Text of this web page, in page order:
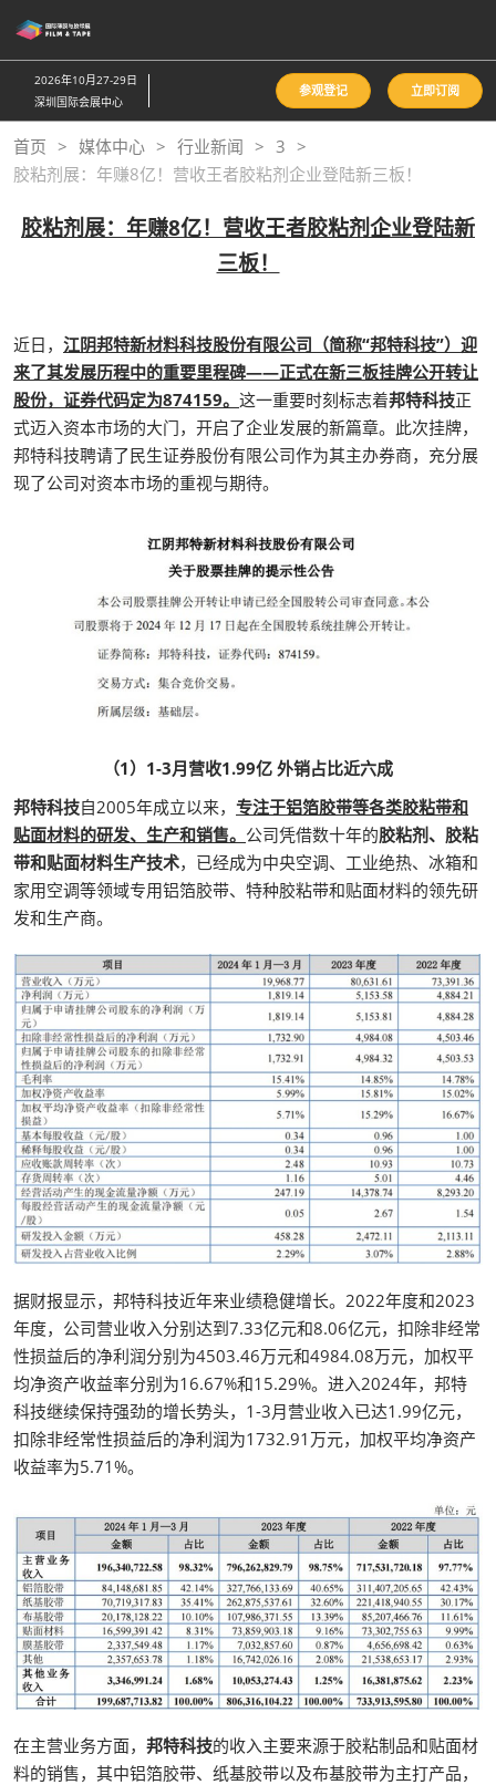
接
跳
至
内
容
2026年10月27-29日
深圳国际会展中心
参观登记 立即订阅
首页 媒体中心 行业新闻
3
胶粘剂展：年赚8亿！营收王者胶粘剂企业登陆新三板！
胶粘剂展：年赚8亿！营收王者胶粘剂企业登陆新
三板！
近日， 江阴邦特新材料科技股份有限公司（简称“邦特科技”）迎
来了其发展历程中的重要里程碑——正式在新三板挂牌公开转让
股份，证券代码定为874159。 这一重要时刻标志着邦特科技正
式迈入资本市场的大门，开启了企业发展的新篇章。此次挂牌，
邦特科技聘请了民生证券股份有限公司作为其主办券商，充分展
现了公司对资本市场的重视与期待。
（1）1-3月营收1.99亿 外销占比近六成
邦特科技自2005年成立以来， 专注于铝箔胶带等各类胶粘带和
贴面材料的研发、生产和销售。 公司凭借数十年的胶粘剂、胶粘
带和贴面材料生产技术，已经成为中央空调、工业绝热、冰箱和
家用空调等领域专用铝箔胶带、特种胶粘带和贴面材料的领先研
发和生产商。
据财报显示，邦特科技近年来业绩稳健增长。2022年度和2023
年度，公司营业收入分别达到7.33亿元和8.06亿元，扣除非经常
性损益后的净利润分别为4503.46万元和4984.08万元，加权平
均净资产收益率分别为16.67%和15.29%。进入2024年，邦特
科技继续保持强劲的增长势头，1-3月营业收入已达1.99亿元，
扣除非经常性损益后的净利润为1732.91万元，加权平均净资产
收益率为5.71%。
在主营业务方面， 邦特科技的收入主要来源于胶粘制品和贴面材
料的销售，其中铝箔胶带、纸基胶带以及布基胶带为主打产品，